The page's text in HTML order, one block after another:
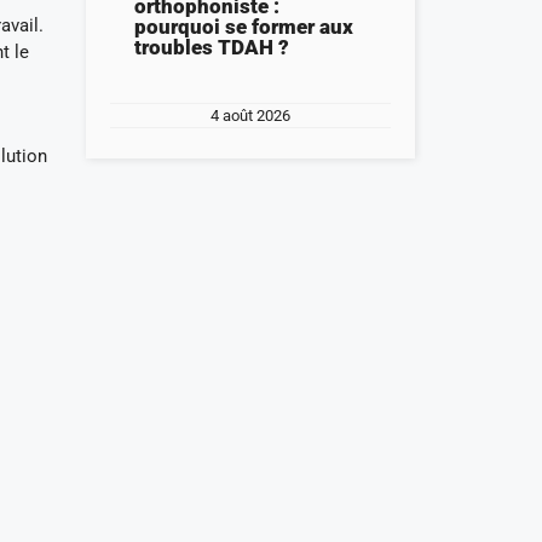
le
orthophoniste :
pourquoi se former aux
troubles TDAH ?
4 août 2026